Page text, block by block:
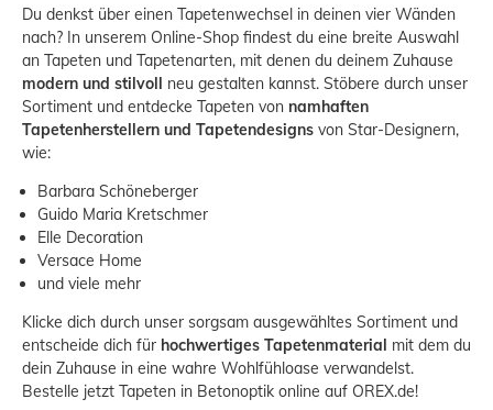
Du denkst über einen Tapetenwechsel in deinen vier Wänden
nach? In unserem Online-Shop findest du eine breite Auswahl
an Tapeten und Tapetenarten, mit denen du deinem Zuhause
modern und stilvoll neu gestalten kannst. Stöbere durch unser
Sortiment und entdecke Tapeten von namhaften
Tapetenherstellern und Tapetendesigns von Star-Designern,
wie:
Barbara Schöneberger
Guido Maria Kretschmer
Elle Decoration
Versace Home
und viele mehr
Klicke dich durch unser sorgsam ausgewähltes Sortiment und
entscheide dich für hochwertiges Tapetenmaterial mit dem du
dein Zuhause in eine wahre Wohlfühloase verwandelst.
Bestelle jetzt Tapeten in Betonoptik online auf OREX.de!